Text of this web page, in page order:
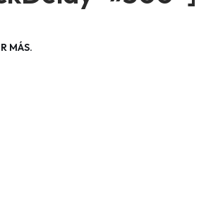
MÁS.